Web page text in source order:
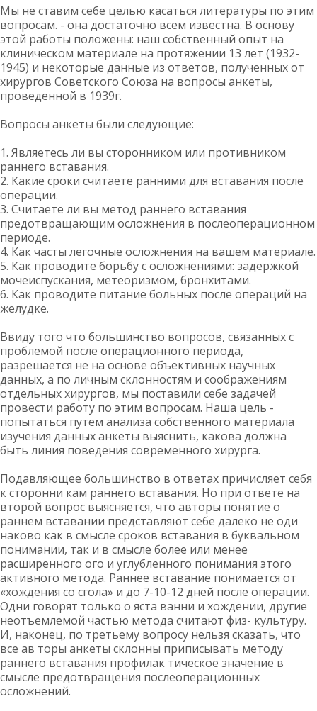
Мы не ставим себе целью касаться литературы по этим
вопросам. - она достаточно всем известна. В основу
этой работы положены: наш собственный опыт на
клиническом материале на протяжении 13 лет (1932-
1945) и некоторые данные из ответов, полученных от
хирургов Советского Союза на вопросы анкеты,
проведенной в 1939г.
Вопросы анкеты были следующие:
1. Являетесь ли вы сторонником или противником
раннего вставания.
2. Какие сроки считаете ранними для вставания после
операции.
3. Считаете ли вы метод раннего вставания
предотвращающим осложнения в послеоперационном
периоде.
4. Как часты легочные осложнения на вашем материале.
5. Как проводите борьбу с осложнениями: задержкой
мочеиспускания, метеоризмом, бронхитами.
6. Как проводите питание больных после операций на
желудке.
Ввиду того что большинство вопросов, связанных с
проблемой после операционного периода,
разрешается не на основе объективных научных
данных, а по личным склонностям и соображениям
отдельных хирургов, мы поставили себе задачей
провести работу по этим вопросам. Наша цель -
попытаться путем анализа собственного материала
изучения данных анкеты выяснить, какова должна
быть линия поведения современного хирурга.
Подавляющее большинство в ответах причисляет себя
к сторонни кам раннего вставания. Но при ответе на
второй вопрос выясняется, что авторы понятие о
раннем вставании представляют себе далеко не оди
наково как в смысле сроков вставания в буквальном
понимании, так и в смысле более или менее
расширенного ого и углубленного понимания этого
активного метода. Раннее вставание понимается от
«хождения со сгола» и до 7-10-12 дней после операции.
Одни говорят только о яста ванни и хождении, другие
неотъемлемой частью метода считают физ- культуру.
И, наконец, по третьему вопросу нельзя сказать, что
все ав торы анкеты склонны приписывать методу
раннего вставания профилак тическое значение в
смысле предотвращения послеоперационных
осложнений.